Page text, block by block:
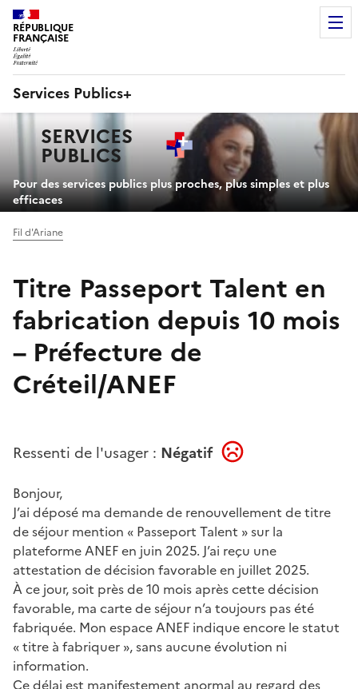
RÉPUBLIQUE
FRANÇAISE
Services Publics+
principaleSERVICES
PUBLICS+
Pour des services publics plus proches, plus simples et plus
efficaces
Fil d'Ariane
Titre Passeport Talent en
fabrication depuis 10 mois
– Préfecture de
Créteil/ANEF
Ressenti de l'usager : Négatif
Bonjour,
J’ai déposé ma demande de renouvellement de titre
de séjour mention « Passeport Talent » sur la
plateforme ANEF en juin 2025. J’ai reçu une
attestation de décision favorable en juillet 2025.
À ce jour, soit près de 10 mois après cette décision
favorable, ma carte de séjour n’a toujours pas été
fabriquée. Mon espace ANEF indique encore le statut
« titre à fabriquer », sans aucune évolution ni
information.
Ce délai est manifestement anormal au regard des